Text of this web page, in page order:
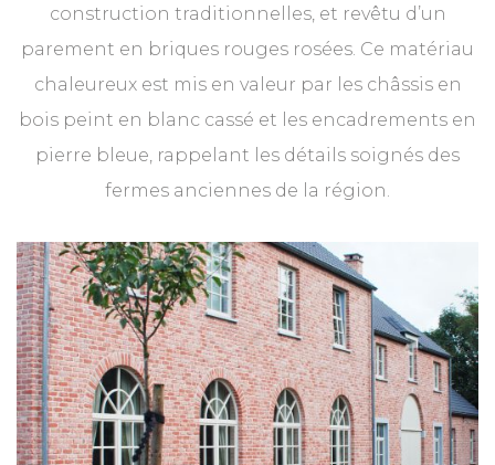
construction traditionnelles, et revêtu d’un
parement en briques rouges rosées. Ce matériau
chaleureux est mis en valeur par les châssis en
bois peint en blanc cassé et les encadrements en
pierre bleue, rappelant les détails soignés des
fermes anciennes de la région.